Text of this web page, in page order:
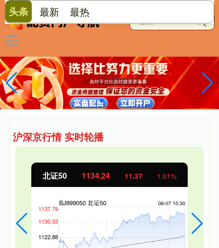
沪深京行情 实时轮播
北证50 1134.24 11.37 1.01%
头条 最新 最热